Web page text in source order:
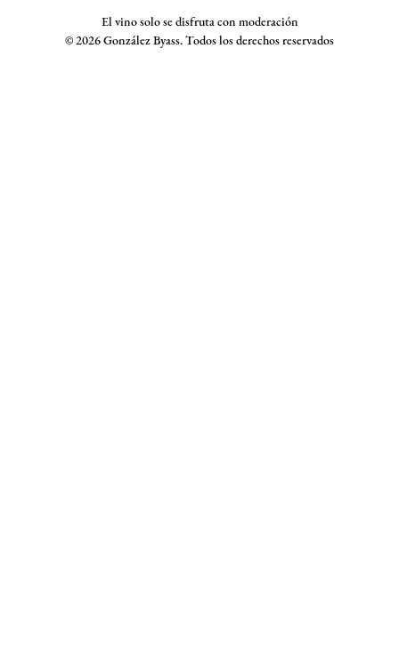
El vino solo se disfruta con moderación
© 2026 González Byass. Todos los derechos reservados